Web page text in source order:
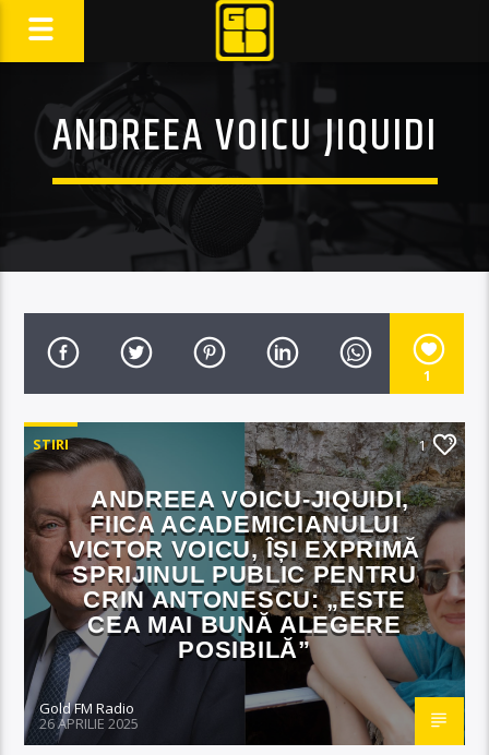
ANDREEA VOICU JIQUIDI
1
STIRI 1
ANDREEA VOICU-JIQUIDI,
FIICA ACADEMICIANULUI
VICTOR VOICU, ÎȘI EXPRIMĂ
SPRIJINUL PUBLIC PENTRU
CRIN ANTONESCU: „ESTE
CEA MAI BUNĂ ALEGERE
POSIBILĂ”
Gold FM Radio
26 APRILIE 2025